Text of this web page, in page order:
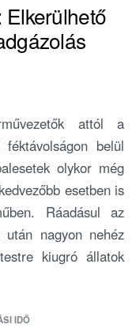
Elkerülhető
attól a
belül
olykor még
esetben is
Ráadásul az
után nagyon nehéz
kiugró állatok
IDŐ